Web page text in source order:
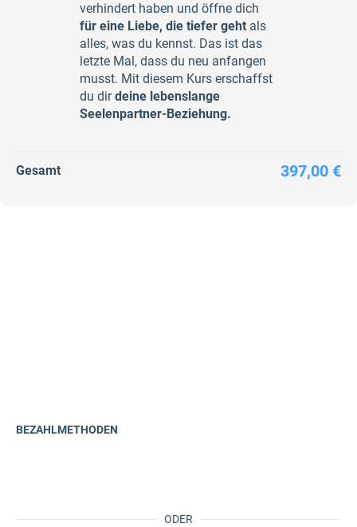
verhindert haben und öffne dich
für eine Liebe, die tiefer geht als
alles, was du kennst. Das ist das
letzte Mal, dass du neu anfangen
musst. Mit diesem Kurs erschaffst
du dirdeine lebenslange
Seelenpartner-Beziehung.
Gesamt 397,00 €
ODER
BEZAHLMETHODEN